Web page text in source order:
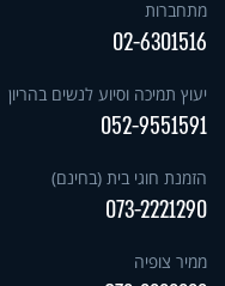
מתחברות
02-6301516
יעוץ תמיכה וסיוע לנשים בהריון
052-9551591
הזמנת חוגי בית (בחינם)
073-2221290
ממיר צופיה